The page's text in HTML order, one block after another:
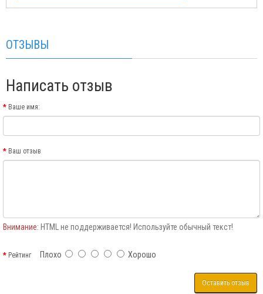
ОТЗЫВЫ
Написать отзыв
Ваше имя:
Ваш отзыв
Внимание: HTML не поддерживается! Используйте обычный текст!
РейтингПлохо Хорошо
Оставить отзыв